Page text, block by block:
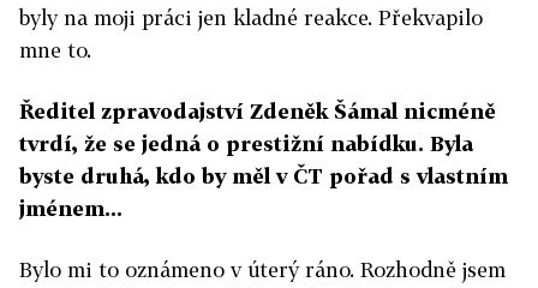
byly na moji práci jen kladné reakce. Překvapilo
mne to.
Ředitel zpravodajství Zdeněk Šámal nicméně
tvrdí, že se jedná o prestižní nabídku. Byla
byste druhá, kdo by měl v ČT pořad s vlastním
jménem...
Bylo mi to oznámeno v úterý ráno. Rozhodně jsem